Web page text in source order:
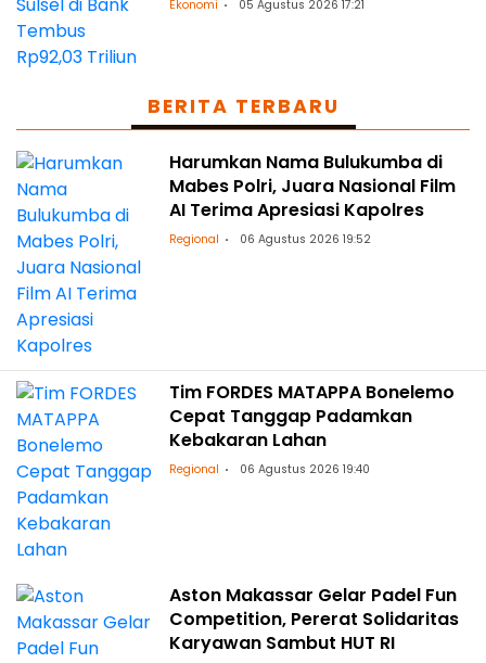
Ekonomi 05 Agustus 2026 17:21
BERITA TERBARU
Harumkan Nama Bulukumba di
Mabes Polri, Juara Nasional Film
AI Terima Apresiasi Kapolres
Regional 06 Agustus 2026 19:52
Tim FORDES MATAPPA Bonelemo
Cepat Tanggap Padamkan
Kebakaran Lahan
Regional 06 Agustus 2026 19:40
Aston Makassar Gelar Padel Fun
Competition, Pererat Solidaritas
Karyawan Sambut HUT RI